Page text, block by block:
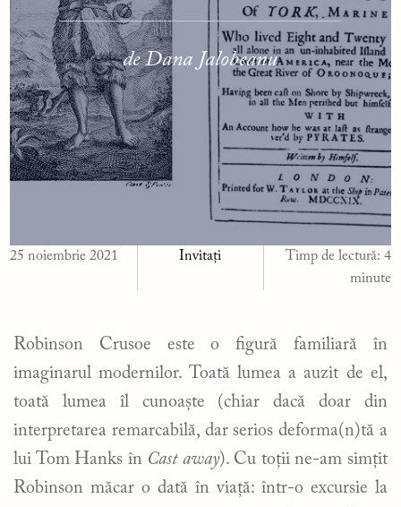
de Dana Jalobeanu
25 noiembrie 2021 Invitați Timp de lectură: 4
minute
Robinson Crusoe este o figură familiară în
imaginarul modernilor. Toată lumea a auzit de el,
toată lumea îl cunoaște (chiar dacă doar din
interpretarea remarcabilă, dar serios deforma(n)tă a
lui Tom Hanks în Cast away). Cu toții ne-am simțit
Robinson măcar o dată în viață: într-o excursie la